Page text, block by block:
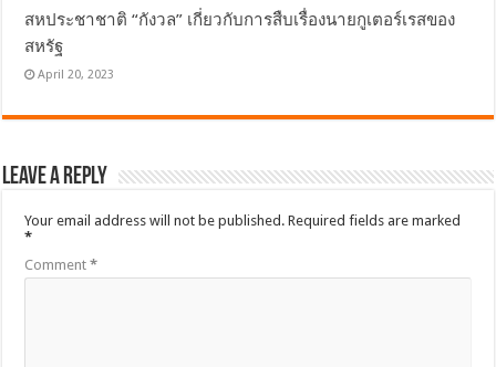
สหประชาชาติ “กังวล” เกี่ยวกับการสืบเรื่องนายกูเตอร์เรสของ
สหรัฐ
April 20, 2023
Leave a Reply
Your email address will not be published. Required fields are marked
*
Comment*